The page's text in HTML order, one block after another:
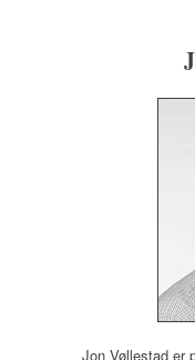
Jon Vøllestad er